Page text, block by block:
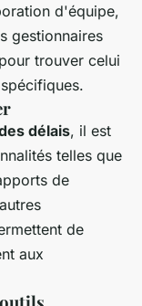
d'équipe,
gestionnaires
trouver celui
délais, il est
telles que
de
de
aux